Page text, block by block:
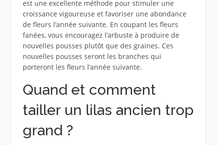
est une excellente méthode pour stimuler une
croissance vigoureuse et favoriser une abondance
de fleurs l’année suivante. En coupant les fleurs
fanées, vous encouragez l’arbuste à produire de
nouvelles pousses plutôt que des graines. Ces
nouvelles pousses seront les branches qui
porteront les fleurs l’année suivante.
Quand et comment
tailler un lilas ancien trop
grand ?